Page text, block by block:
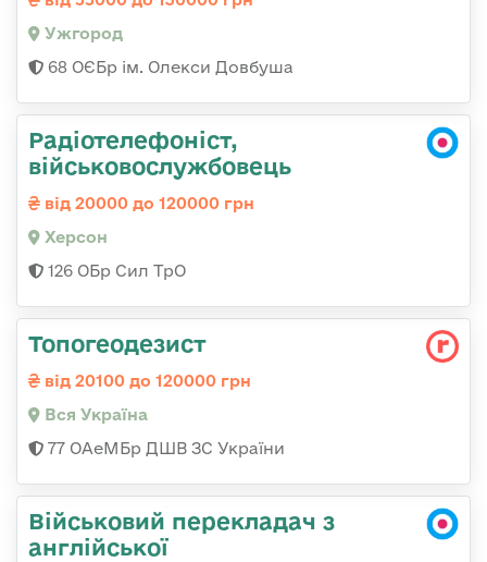
Ужгород
68 ОЄБр ім. Олекси Довбуша
Радіотелефоніст,
військовослужбовець
від 20000 до 120000 грн
Херсон
126 ОБр Сил ТрО
Топогеодезист
від 20100 до 120000 грн
Вся Україна
77 ОАеМБр ДШВ ЗС України
Військовий перекладач з
англійської